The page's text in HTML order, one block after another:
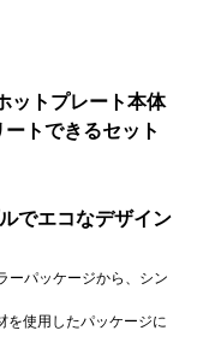
ットプレート本体
トできるセット
でエコなデザイン
ーパッケージから、シン
を使用したパッケージに